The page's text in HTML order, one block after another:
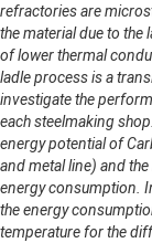
refractories are
the material due to
of lower thermal
ladle process is a
investigate the
each steelmaking
energy potential of
and metal line) and
energy consumption.
the energy
temperature for the